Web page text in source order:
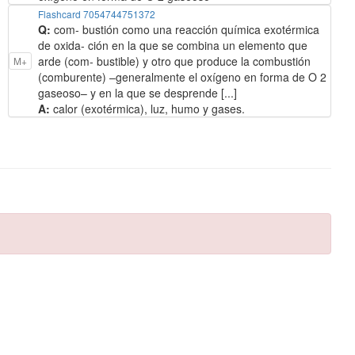
M+
Flashcard 7054744751372
Q: com- bustión como una reacción química exotérmica
de oxida- ción en la que se combina un elemento que
arde (com- bustible) y otro que produce la combustión
(comburente) –generalmente el oxígeno en forma de O 2
gaseoso– y en la que se desprende [...]
A: calor (exotérmica), luz, humo y gases.